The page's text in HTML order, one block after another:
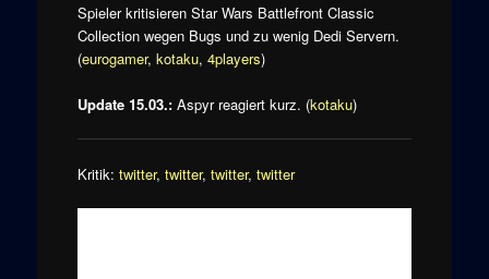
Spieler kritisieren Star Wars Battlefront Classic
Collection wegen Bugs und zu wenig Dedi Servern.
(eurogamer, kotaku, 4players)
Update 15.03.:Aspyr reagiert kurz. (kotaku)
Kritik: twitter, twitter, twitter, twitter